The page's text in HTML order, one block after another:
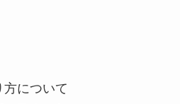
方について